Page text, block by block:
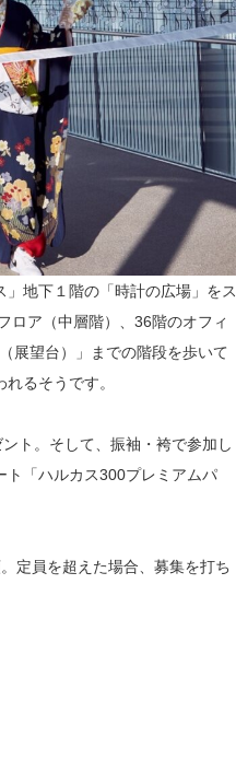
地下１階の「時計の広場」をス
ロア（中層階）、36階のオフィ
展望台）」までの階段を歩いて
るそうです。
ト。そして、振袖・袴で参加し
ト「ハルカス300プレミアムパ
定員を超えた場合、募集を打ち